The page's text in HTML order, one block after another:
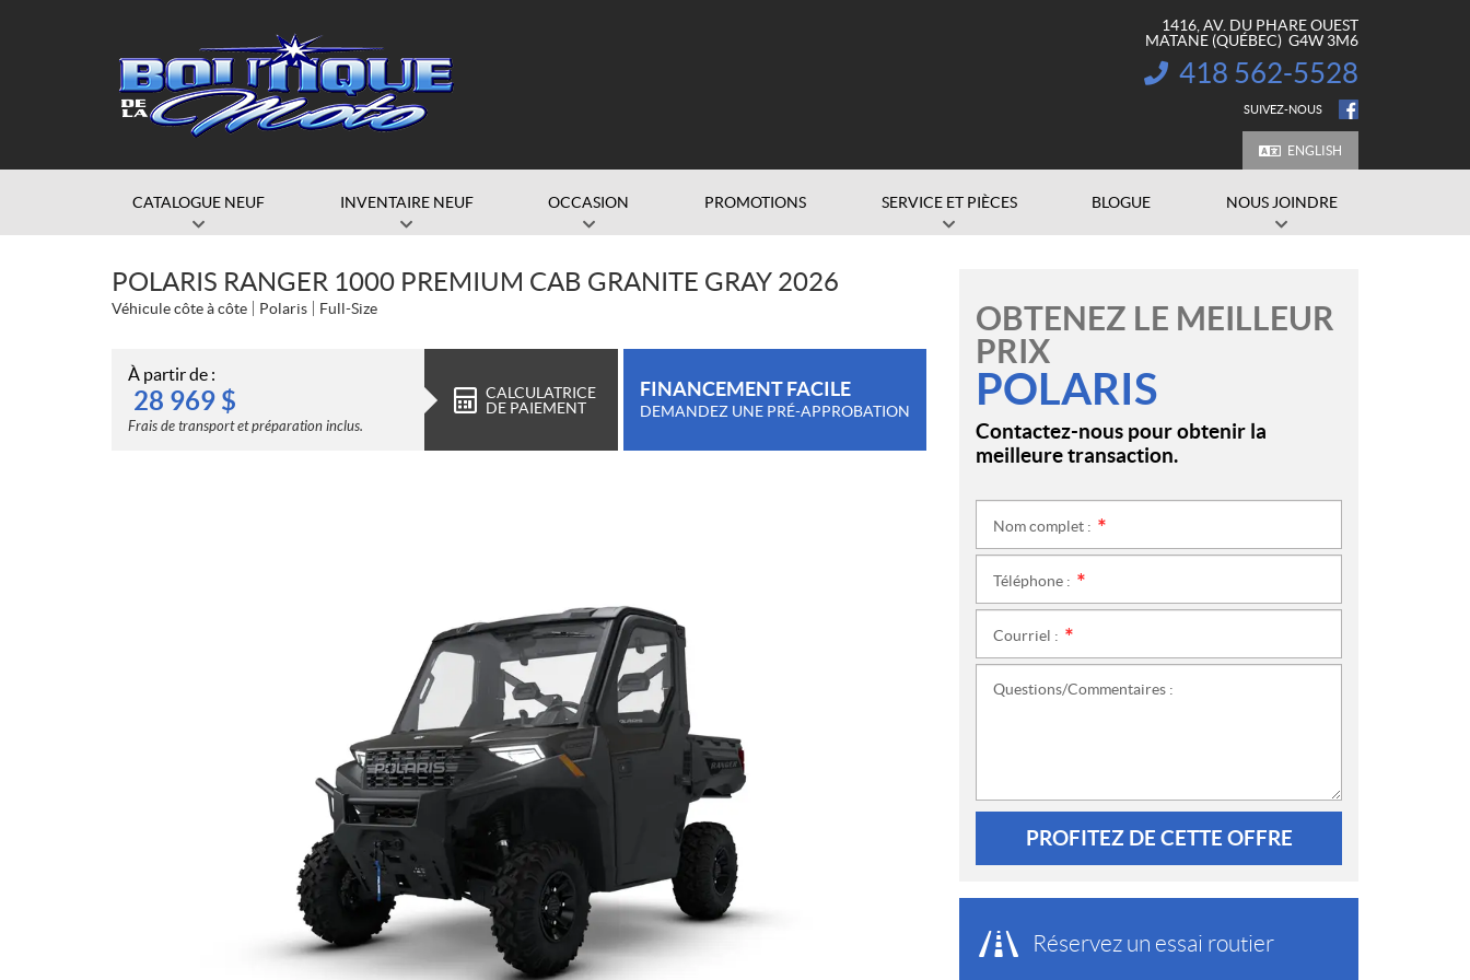
1416, AV. DU PHARE OUEST
MATANE (QUÉBEC) G4W 3M6
INFORMATION :
418 562-5528
SUIVEZ-NOUS
ENGLISH
CATALOGUE NEUF INVENTAIRE NEUF OCCASION PROMOTIONS SERVICE ET PIÈCES BLOGUE NOUS JOINDRE
POLARIS RANGER 1000 PREMIUM CAB GRANITE GRAY 2026
Véhicule côte à côte Polaris Full-Size
À partir de :
28 969 $
Frais de transport et préparation inclus.
CALCULATRICE
DE PAIEMENT
FINANCEMENT FACILE
DEMANDEZ UNE PRÉ-APPROBATION
OBTENEZ LE MEILLEUR
PRIX
POLARIS
Contactez-nous pour obtenir la
meilleure transaction.
Nom complet :
Téléphone :
Courriel :
Questions/Commentaires :
PROFITEZ DE CETTE OFFRE
Réservez un essai routier